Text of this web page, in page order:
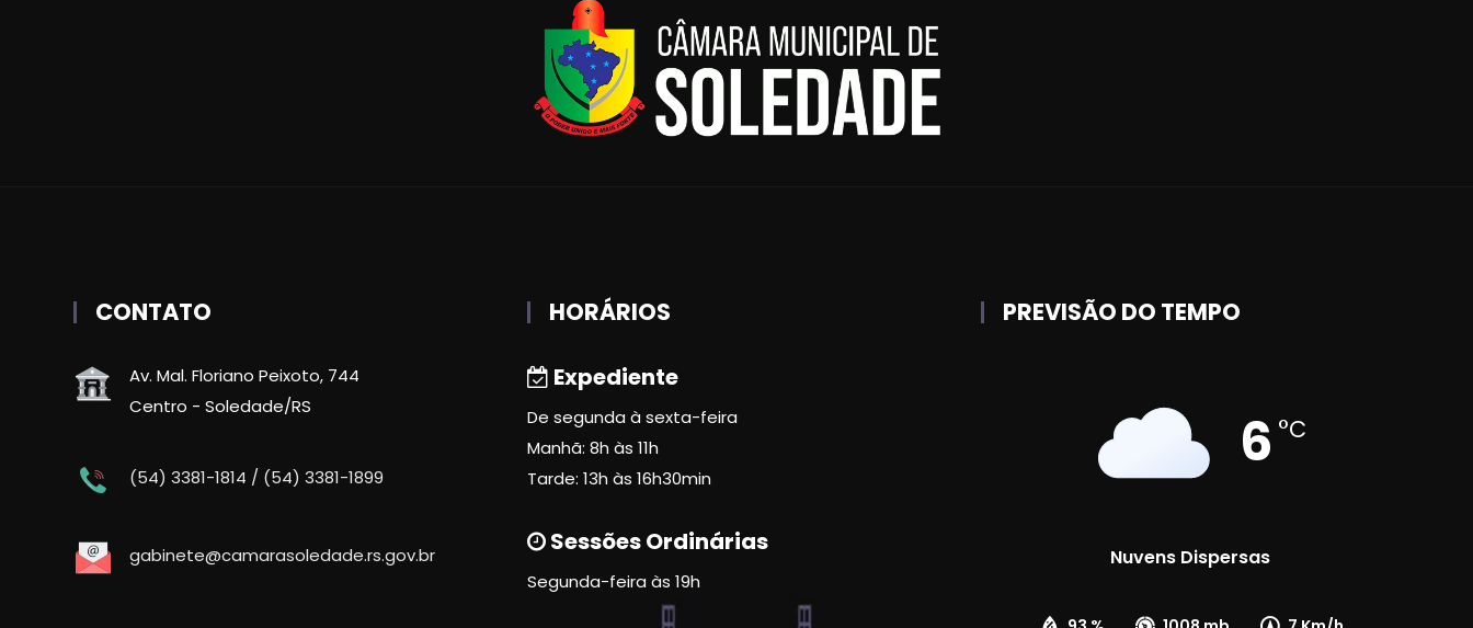
CONTATO
Av. Mal. Floriano Peixoto, 744
Centro - Soledade/RS
(54) 3381-1814 / (54) 3381-1899
gabinete@camarasoledade.rs.gov.br
HORÁRIOS
Expediente
De segunda à sexta-feira
Manhã: 8h às 11h
Tarde: 13h às 16h30min
Sessões Ordinárias
Segunda-feira às 19h
PREVISÃO DO TEMPO
6 °C
Nuvens Dispersas